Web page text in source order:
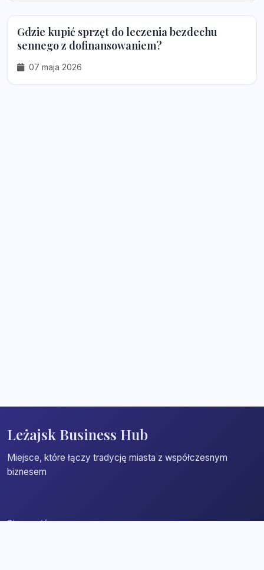
Gdzie kupić sprzęt do leczenia bezdechu
sennego z dofinansowaniem?
07 maja 2026
Leżajsk Business Hub
Miejsce, które łączy tradycję miasta z współczesnym
biznesem
Strona główna